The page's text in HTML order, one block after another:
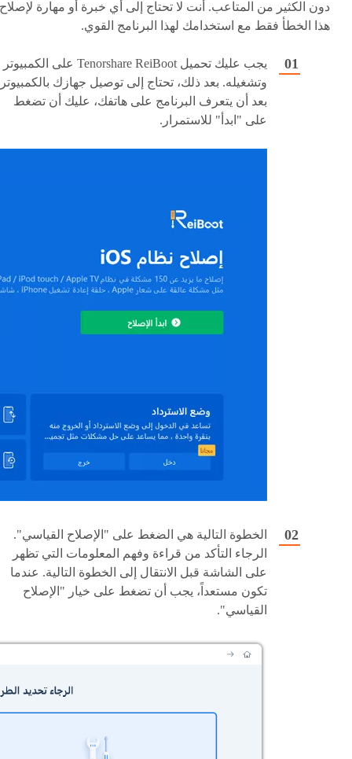
دون الكثير من المتاعب. أنت لا تحتاج إلى أي خبرة أو مهارة لإصلاح
هذا الخطأ فقط مع استخدامك لهذا البرنامج القوي.
يجب عليك تحميل Tenorshare ReiBoot على الكمبيوتر
وتشغيله. بعد ذلك، تحتاج إلى توصيل جهازك
بعد أن يتعرف البرنامج على هاتفك، عليك أن تضغط
على "ابدأ" للاستمرار.
الخطوة التالية هي الضغط على "الإصلاح القياسي".
الرجاء التأكد من قراءة وفهم المعلومات التي تظهر
على الشاشة قبل الانتقال إلى الخطوة التالية. عندما
تكون مستعداً، يجب أن تضغط على خيار "الإصلاح
القياسي".